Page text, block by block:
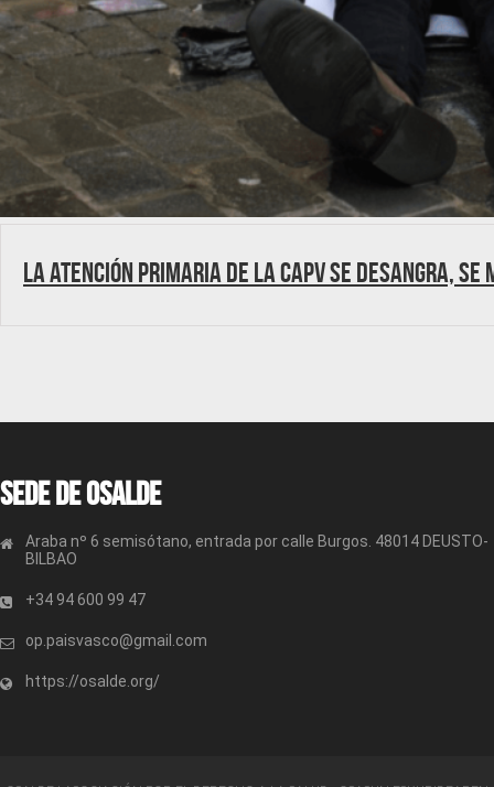
La Atención Primaria de la CAPV se desangra, se
Sede de OSALDE
Araba nº 6 semisótano, entrada por calle Burgos. 48014 DEUSTO-
BILBAO
+34 94 600 99 47
op.paisvasco@gmail.com
https://osalde.org/